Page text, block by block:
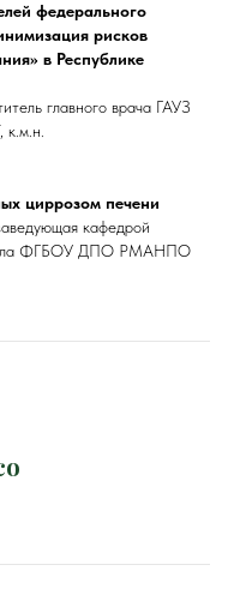
федерального
рисков
в Республике
главного врача ГАУЗ
циррозом печени
кафедрой
ФГБОУ ДПО РМАНПО